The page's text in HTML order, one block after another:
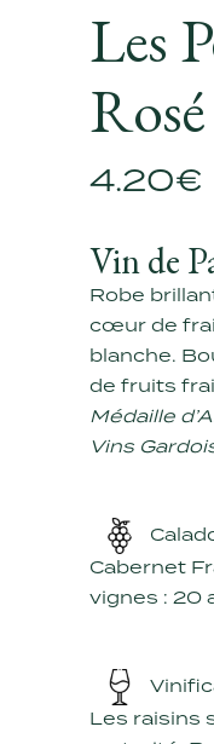
Les
Rosé
4.20€
Vin de
Robe
cœur de
blanche.
de fruits
Médaille
Vins
Cabernet
vignes : 20
Les raisins